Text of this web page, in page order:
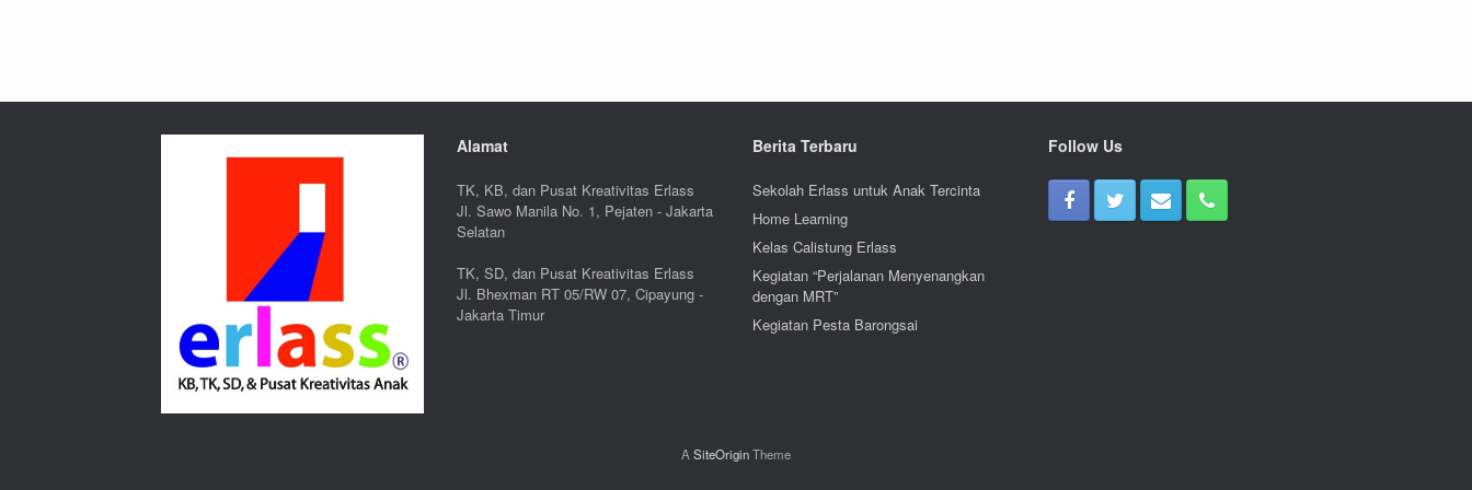
Alamat
TK, KB, dan Pusat Kreativitas Erlass
Jl. Sawo Manila No. 1, Pejaten - Jakarta
Selatan
TK, SD, dan Pusat Kreativitas Erlass
Jl. Bhexman RT 05/RW 07, Cipayung -
Jakarta Timur
Berita Terbaru
Sekolah Erlass untuk Anak Tercinta
Home Learning
Kelas Calistung Erlass
Kegiatan “Perjalanan Menyenangkan
dengan MRT”
Kegiatan Pesta Barongsai
Follow Us
A SiteOriginTheme